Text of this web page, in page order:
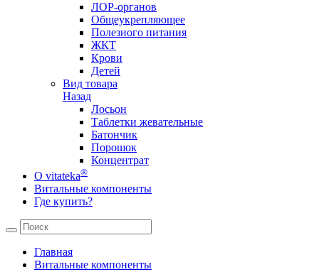
ЛОР-органов
Общеукрепляющее
Полезного питания
ЖКТ
Крови
Детей
Вид товара
Назад
Лосьон
Таблетки жевательные
Батончик
Порошок
Концентрат
О vitateka®
Витальные компоненты
Где купить?
Главная
Витальные компоненты